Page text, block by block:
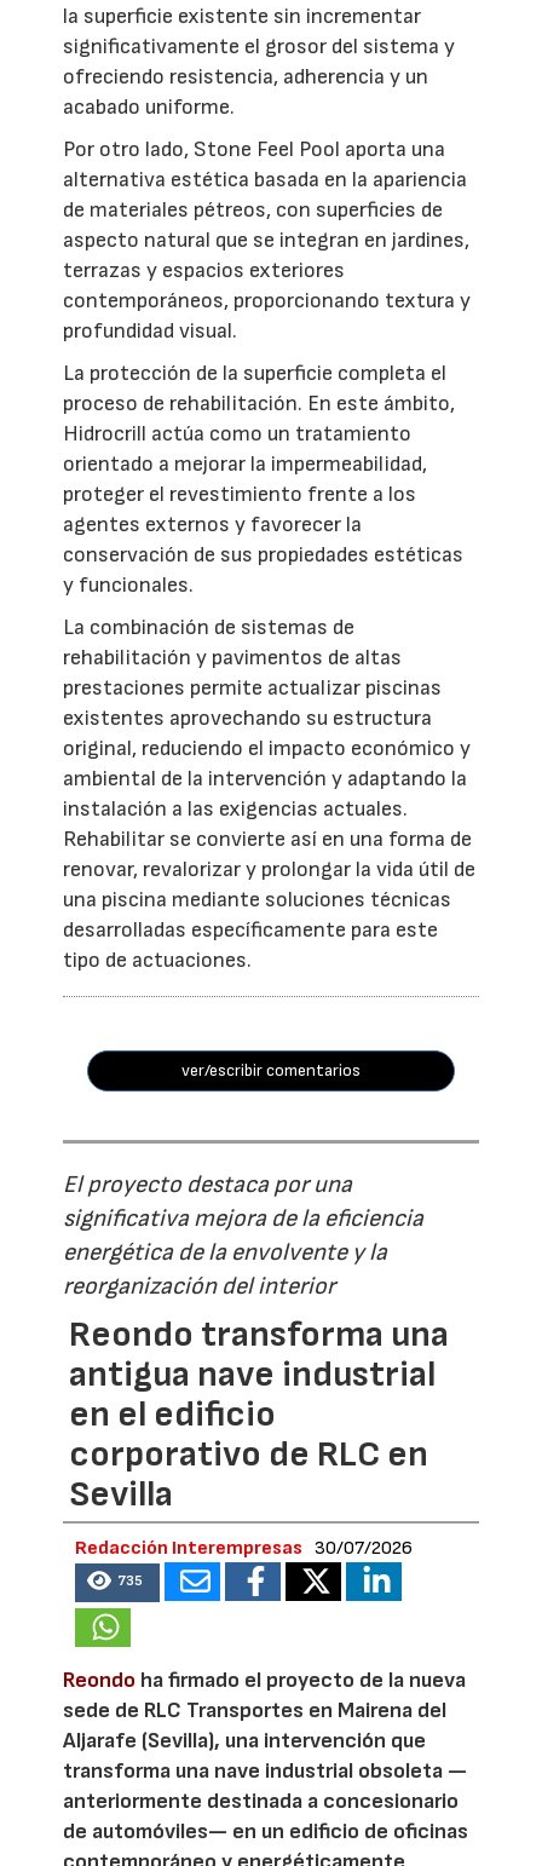
la superficie existente sin incrementar
significativamente el grosor del sistema y
ofreciendo resistencia, adherencia y un
acabado uniforme.
Por otro lado, Stone Feel Pool aporta una
alternativa estética basada en la apariencia
de materiales pétreos, con superficies de
aspecto natural que se integran en jardines,
terrazas y espacios exteriores
contemporáneos, proporcionando textura y
profundidad visual.
La protección de la superficie completa el
proceso de rehabilitación. En este ámbito,
Hidrocrill actúa como un tratamiento
orientado a mejorar la impermeabilidad,
proteger el revestimiento frente a los
agentes externos y favorecer la
conservación de sus propiedades estéticas
y funcionales.
La combinación de sistemas de
rehabilitación y pavimentos de altas
prestaciones permite actualizar piscinas
existentes aprovechando su estructura
original, reduciendo el impacto económico y
ambiental de la intervención y adaptando la
instalación a las exigencias actuales.
Rehabilitar se convierte así en una forma de
renovar, revalorizar y prolongar la vida útil de
una piscina mediante soluciones técnicas
desarrolladas específicamente para este
tipo de actuaciones.
ver/escribir comentarios
El proyecto destaca por una
significativa mejora de la eficiencia
energética de la envolvente y la
reorganización del interior
Reondo transforma una
antigua nave industrial
en el edificio
corporativo de RLC en
Sevilla
Redacción Interempresas 30/07/2026
735
Reondo ha firmado el proyecto de la nueva
sede de RLC Transportes en Mairena del
Aljarafe (Sevilla), una intervención que
transforma una nave industrial obsoleta —
anteriormente destinada a concesionario
de automóviles— en un edificio de oficinas